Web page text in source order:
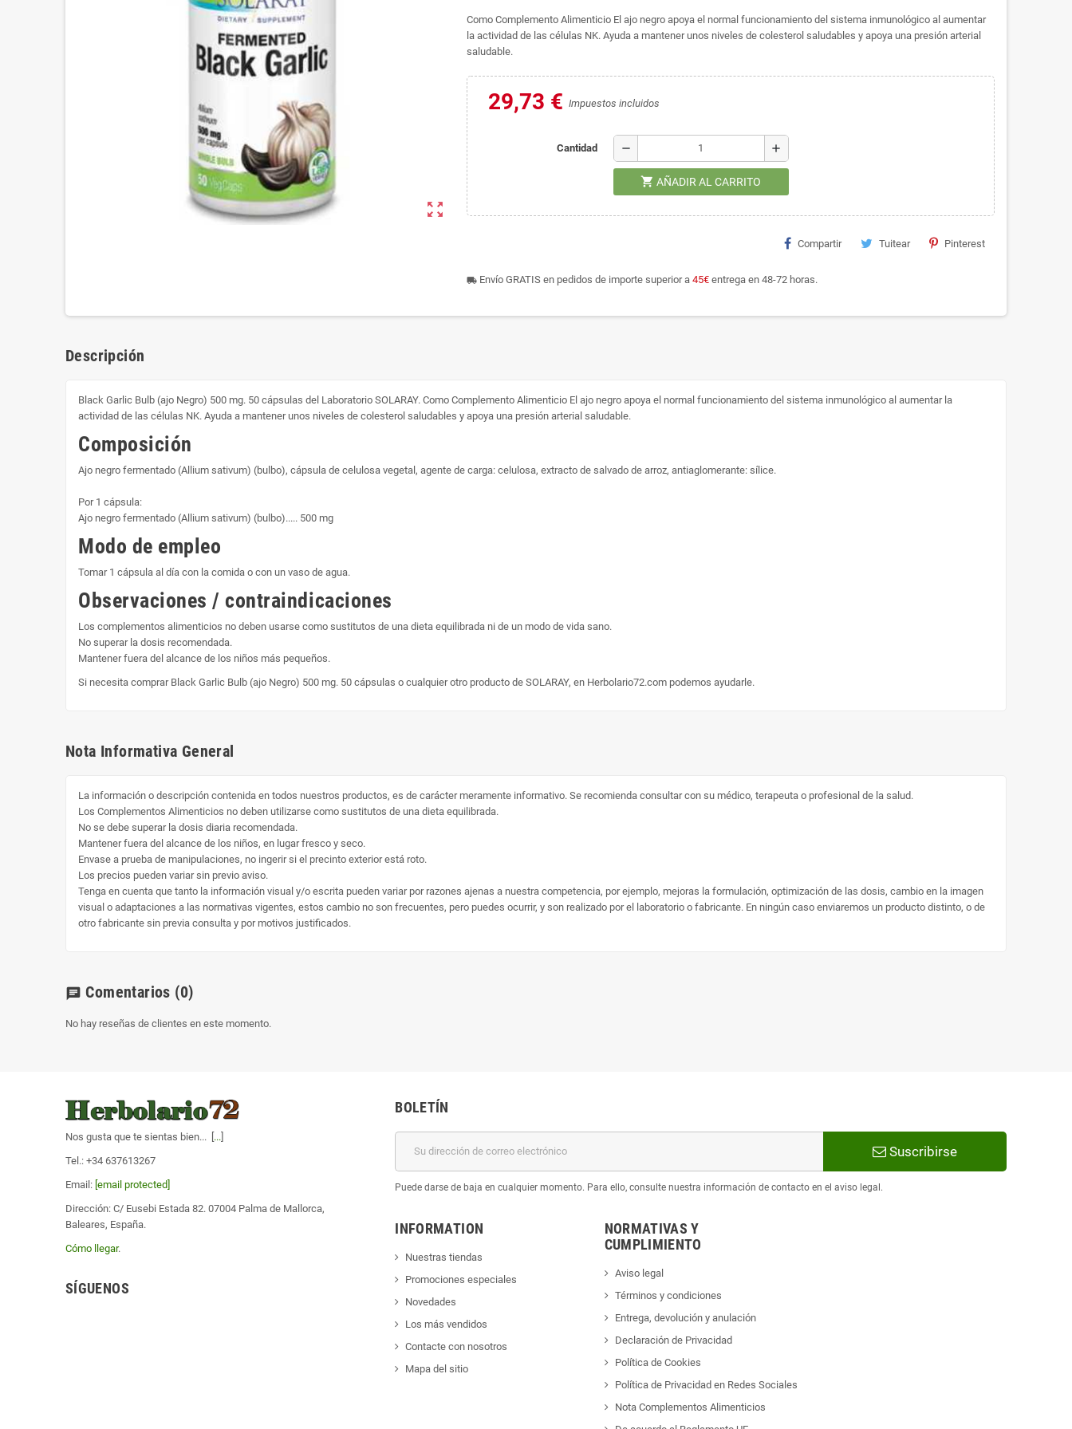
zoom_out_map
Como Complemento Alimenticio El ajo negro apoya el normal funcionamiento del sistema inmunológico al aumentar
la actividad de las células NK. Ayuda a mantener unos niveles de colesterol saludables y apoya una presión arterial
saludable.
29,73 € Impuestos incluidos
Cantidad remove add
shopping_cart AÑADIR AL CARRITO
Compartir Tuitear Pinterest
local_shippingEnvío GRATIS en pedidos de importe superior a 45€entrega en 48-72 horas.
Descripción
Black Garlic Bulb (ajo Negro) 500 mg. 50 cápsulas del Laboratorio SOLARAY. Como Complemento Alimenticio El ajo negro apoya el normal funcionamiento del sistema inmunológico al aumentar la
actividad de las células NK. Ayuda a mantener unos niveles de colesterol saludables y apoya una presión arterial saludable.
Composición
Ajo negro fermentado (Allium sativum) (bulbo), cápsula de celulosa vegetal, agente de carga: celulosa, extracto de salvado de arroz, antiaglomerante: sílice.
Por 1 cápsula:
Ajo negro fermentado (Allium sativum) (bulbo)..... 500 mg
Modo de empleo
Tomar 1 cápsula al día con la comida o con un vaso de agua.
Observaciones / contraindicaciones
Los complementos alimenticios no deben usarse como sustitutos de una dieta equilibrada ni de un modo de vida sano.
No superar la dosis recomendada.
Mantener fuera del alcance de los niños más pequeños.
Si necesita comprar Black Garlic Bulb (ajo Negro) 500 mg. 50 cápsulas o cualquier otro producto de SOLARAY, en Herbolario72.com podemos ayudarle.
Nota Informativa General
La información o descripción contenida en todos nuestros productos, es de carácter meramente informativo. Se recomienda consultar con su médico, terapeuta o profesional de la salud.
Los Complementos Alimenticios no deben utilizarse como sustitutos de una dieta equilibrada.
No se debe superar la dosis diaria recomendada.
Mantener fuera del alcance de los niños, en lugar fresco y seco.
Envase a prueba de manipulaciones, no ingerir si el precinto exterior está roto.
Los precios pueden variar sin previo aviso.
Tenga en cuenta que tanto la información visual y/o escrita pueden variar por razones ajenas a nuestra competencia, por ejemplo, mejoras la formulación, optimización de las dosis, cambio en la imagen
visual o adaptaciones a las normativas vigentes, estos cambio no son frecuentes, pero puedes ocurrir, y son realizado por el laboratorio o fabricante. En ningún caso enviaremos un producto distinto, o de
otro fabricante sin previa consulta y por motivos justificados.
chat Comentarios (0)
No hay reseñas de clientes en este momento.
Nos gusta que te sientas bien... [ ...
Tel.: +34 637613267
Email: [email protected]
Dirección: C/ Eusebi Estada 82. 07004 Palma de Mallorca,
Baleares, España.
Cómo llegar.
SÍGUENOS
BOLETÍN
Suscribirse
Puede darse de baja en cualquier momento. Para ello, consulte nuestra información de contacto en el aviso legal.
INFORMATION
Nuestras tiendas
Promociones especiales
Novedades
Los más vendidos
Contacte con nosotros
Mapa del sitio
NORMATIVAS Y
CUMPLIMIENTO
Aviso legal
Términos y condiciones
Entrega, devolución y anulación
Declaración de Privacidad
Política de Cookies
Política de Privacidad en Redes Sociales
Nota Complementos Alimenticios